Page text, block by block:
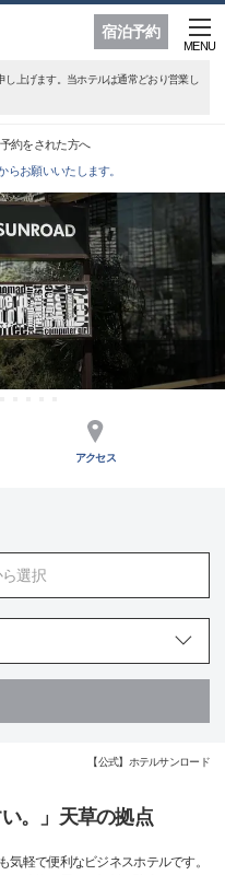
宿泊予約
MENU
上げます。当ホテルは通常どおり営業し
約をされた方へ
らお願いいたします。
アクセス
選択
【公式】ホテルサンロード
。」天草の拠点
軽で便利なビジネスホテルです。